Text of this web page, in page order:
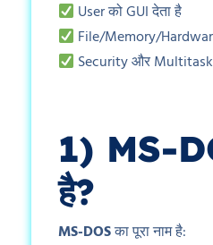
User को GUI देता है
File/Memory/
Security और
1) MS-
है?
MS-DOSका पूरा नाम है: